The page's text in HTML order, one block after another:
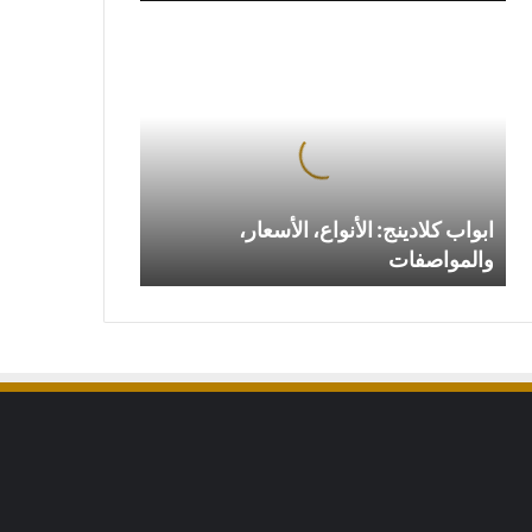
ابواب كلادينج: الأنواع، الأسعار،
والمواصفات